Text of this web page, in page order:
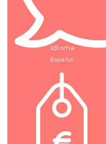
Idioma
Español